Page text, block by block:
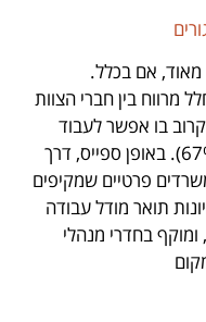
אם בכלל.
מרווח בין חברי הצוות
מקום קרוב בו אפשר לעבוד
בפרטיות או עם קבוצה קטנה יותר (67%). באופן ספייס, דרך
פרטיים שמקיפים
תואר מודל עבודה
בחדרי מנהלי